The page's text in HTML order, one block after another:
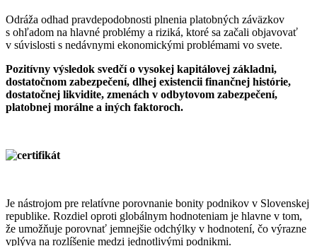
Odráža odhad pravdepodobnosti plnenia platobných záväzkov
s ohľadom na hlavné problémy a riziká, ktoré sa začali objavovať
v súvislosti s nedávnymi ekonomickými problémami vo svete.
Pozitívny výsledok svedčí o vysokej kapitálovej základni,
dostatočnom zabezpečení, dlhej existencii finančnej histórie,
dostatočnej likvidite, zmenách v odbytovom zabezpečení,
platobnej morálne a iných faktoroch.
Je nástrojom pre relatívne porovnanie bonity podnikov v Slovenskej
republike. Rozdiel oproti globálnym hodnoteniam je hlavne v tom,
že umožňuje porovnať jemnejšie odchýlky v hodnotení, čo výrazne
vplýva na rozlíšenie medzi jednotlivými podnikmi.